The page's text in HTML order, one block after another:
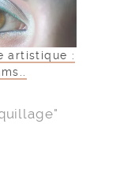
artistique :